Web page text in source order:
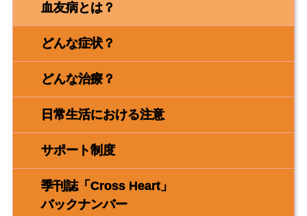
血友病とは？
どんな症状？
どんな治療？
日常生活における注意
サポート制度
季刊誌「Cross Heart」
バックナンバー